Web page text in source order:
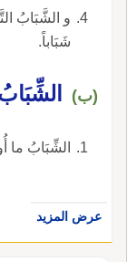
و الشَّبَابُ
شَبَاباً.
(ب)
الشِّبَابُ ما
عرض المزيد